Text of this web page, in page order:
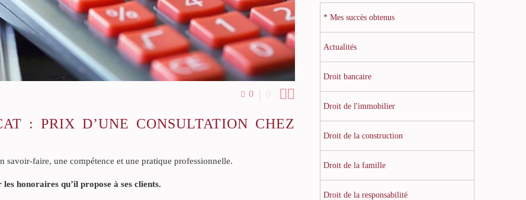
0 0 
: PRIX D’UNE CONSULTATION CHEZ
faire, une compétence et une pratique professionnelle.
honoraires qu’il propose à ses clients.
* Mes succès obtenus
Actualités
Droit bancaire
Droit de l'immobilier
Droit de la construction
Droit de la famille
Droit de la responsabilité